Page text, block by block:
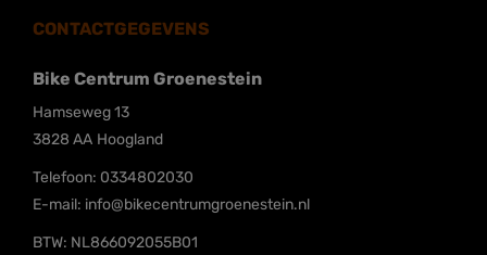
CONTACTGEGEVENS
Bike Centrum Groenestein
Hamseweg 13
3828 AA Hoogland
Telefoon: 0334802030
E-mail: info@bikecentrumgroenestein.nl
BTW: NL866092055B01